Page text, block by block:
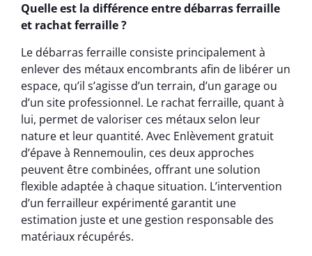
Quelle est la différence entre débarras ferraille
et rachat ferraille ?
Le débarras ferraille consiste principalement à
enlever des métaux encombrants afin de libérer un
espace, qu’il s’agisse d’un terrain, d’un garage ou
d’un site professionnel. Le rachat ferraille, quant à
lui, permet de valoriser ces métaux selon leur
nature et leur quantité. Avec Enlèvement gratuit
d’épave à Rennemoulin, ces deux approches
peuvent être combinées, offrant une solution
flexible adaptée à chaque situation. L’intervention
d’un ferrailleur expérimenté garantit une
estimation juste et une gestion responsable des
matériaux récupérés.